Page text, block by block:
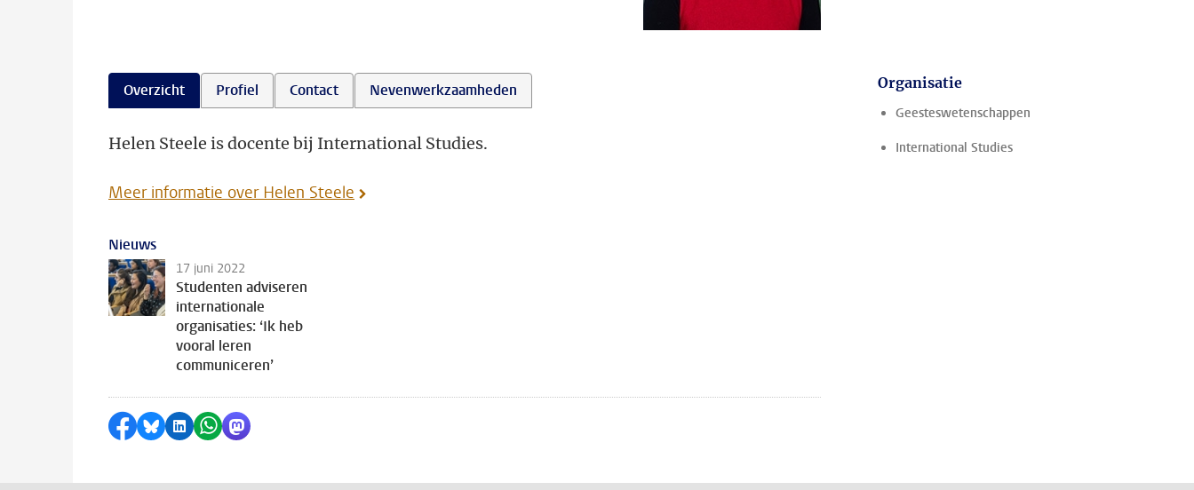
Overzicht Profiel Contact Nevenwerkzaamheden
Helen Steele is docente bij International Studies.
Meer informatie over Helen Steele
Nieuws
17 juni 2022
Studenten adviseren
internationale
organisaties: ‘Ik heb
vooral leren
communiceren’
Delen op Facebook
Delen via Bluesky
Delen op LinkedIn
Delen via WhatsApp
Delen via Mastodon
Organisatie
Geesteswetenschappen
International Studies